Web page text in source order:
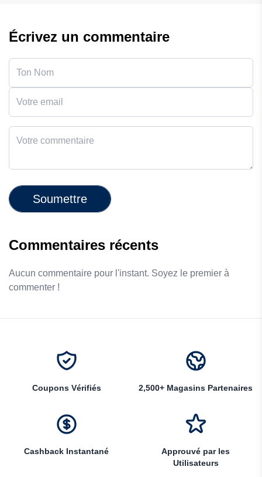
Écrivez un commentaire
Soumettre
Commentaires récents
Aucun commentaire pour l'instant. Soyez le premier à
commenter !
Coupons Vérifiés 2,500+ Magasins Partenaires
Cashback Instantané
Approuvé par les
Utilisateurs